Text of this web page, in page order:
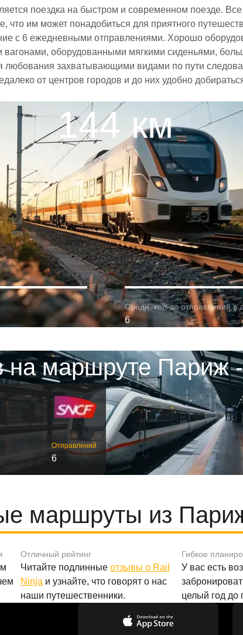
поездка на быстром и современном поезде.
им может понадобиться для приятного
с 6 ежедневными отправлениями. Хорошо
оборудованными мягкими сиденьями,
захватывающими видами по пути
от центров городов и до них удобно
144 км
Средн. кол-во отправлений в
6
на маршруте Париж
Отправлений
6
маршруты из
Отличный рейтинг
Читайте подлинныеотзывы о Rail
Ninja и узнайте, что говорят о нас
наши путешественники.
Гибкое
У вас есть
целый год до